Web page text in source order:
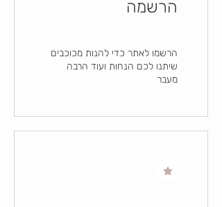
הרשמה
הרשמו לאתר כדי להנות מכוכבים
שיתנו לכם הנחות ועוד הרבה
מעבר